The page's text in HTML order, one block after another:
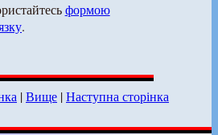
формою
.
|Вище |Наступна сторінка